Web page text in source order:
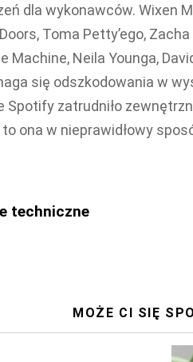
dla wykonawców. Wixen
Toma Petty’ego,
Machine, Neila Younga,
się odszkodowania w
Spotify zatrudniło
to ona w nieprawidłowy
techniczne
MOŻE CI SIĘ